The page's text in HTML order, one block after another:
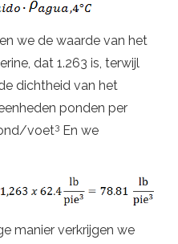
we de waarde van het
dat 1.263 is, terwijl
dichtheid van het
ponden per
voet3 En we
manier verkrijgen we